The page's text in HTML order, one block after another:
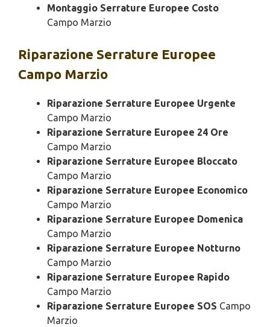
Montaggio Serrature Europee Costo
Campo Marzio
Riparazione Serrature Europee
Campo Marzio
Riparazione Serrature Europee Urgente
Campo Marzio
Riparazione Serrature Europee 24 Ore
Campo Marzio
Riparazione Serrature Europee Bloccato
Campo Marzio
Riparazione Serrature Europee Economico
Campo Marzio
Riparazione Serrature Europee Domenica
Campo Marzio
Riparazione Serrature Europee Notturno
Campo Marzio
Riparazione Serrature Europee Rapido
Campo Marzio
Riparazione Serrature Europee SOS Campo
Marzio